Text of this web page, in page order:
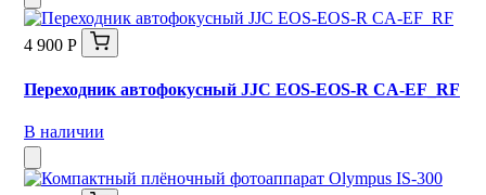
4 900 Р
Переходник автофокусный JJC EOS-EOS-R CA-EF_RF
В наличии